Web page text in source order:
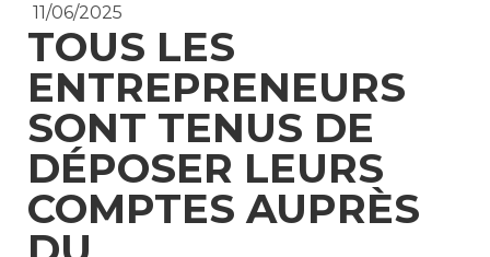
11/06/2025
TOUS LES
ENTREPRENEURS
SONT TENUS DE
DÉPOSER LEURS
COMPTES AUPRÈS